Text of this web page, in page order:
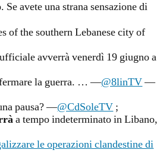
avete una strana sensazione di
of the southern Lebanese city of
avverrà venerdì 19 giugno a
fermare la guerra. … —@8linTV—
pausa? —@CdSoleTV ;
a tempo indeterminato in Libano,
le operazioni clandestine di